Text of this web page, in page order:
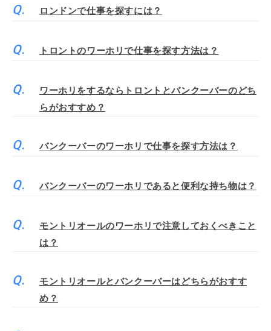
ロンドンで仕事を探すには？
トロントのワーホリで仕事を探す方法は？
ワーホリをするならトロントとバンクーバーのどち
らがおすすめ？
バンクーバーのワーホリで仕事を探す方法は？
バンクーバーのワーホリであると便利な持ち物は？
モントリオールのワーホリで注意しておくべきこと
は？
モントリオールとバンクーバーはどちらがおすす
め？